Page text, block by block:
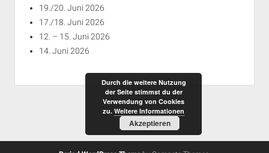
19./20. Juni 2026
17./18. Juni 2026
12. – 15. Juni 2026
14. Juni 2026
Durch die weitere Nutzung
der Seite stimmst du der
Verwendung von Cookies
zu. Weitere Informationen
Akzeptieren